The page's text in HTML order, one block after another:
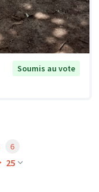
Soumis au vote
25
6